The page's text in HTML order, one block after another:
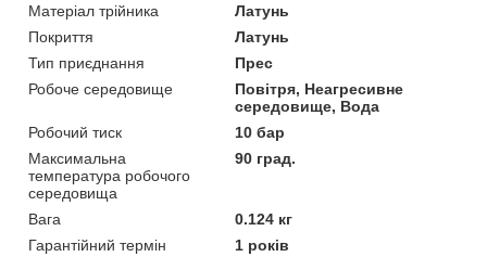
Матеріал трійника
Латунь
Покриття
Латунь
Тип приєднання
Прес
Робоче середовище
Повітря, Неагресивне
середовище, Вода
Робочий тиск
10 бар
Максимальна
температура робочого
середовища
90 град.
Вага
0.124 кг
Гарантійний термін
1 років